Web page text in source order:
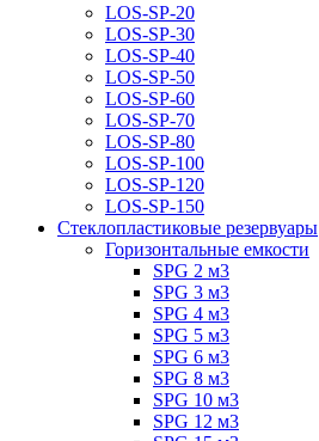
LOS-SP-20
LOS-SP-30
LOS-SP-40
LOS-SP-50
LOS-SP-60
LOS-SP-70
LOS-SP-80
LOS-SP-100
LOS-SP-120
LOS-SP-150
Стеклопластиковые резервуары
Горизонтальные емкости
SPG 2 м3
SPG 3 м3
SPG 4 м3
SPG 5 м3
SPG 6 м3
SPG 8 м3
SPG 10 м3
SPG 12 м3